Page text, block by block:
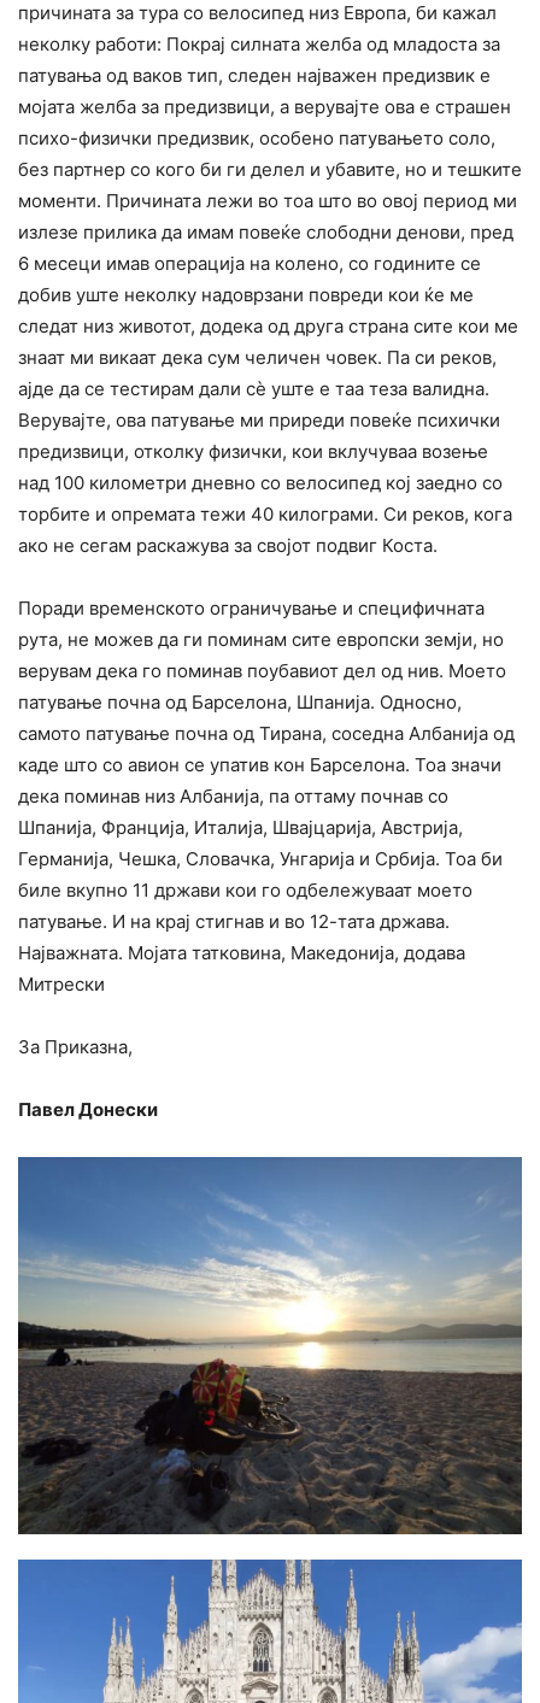
причината за тура со велосипед низ Европа, би кажал
неколку работи: Покрај силната желба од младоста за
патувања од ваков тип, следен најважен предизвик е
мојата желба за предизвици, а верувајте ова е страшен
психо-физички предизвик, особено патувањето соло,
без партнер со кого би ги делел и убавите, но и тешките
моменти. Причината лежи во тоа што во овој период ми
излезе прилика да имам повеќе слободни денови, пред
6 месеци имав операција на колено, со годините се
добив уште неколку надоврзани повреди кои ќе ме
следат низ животот, додека од друга страна сите кои ме
знаат ми викаат дека сум челичен човек. Па си реков,
ајде да се тестирам дали сè уште е таа теза валидна.
Верувајте, ова патување ми приреди повеќе психички
предизвици, отколку физички, кои вклучуваа возење
над 100 километри дневно со велосипед кој заедно со
торбите и опремата тежи 40 килограми. Си реков, кога
ако не сегам раскажува за својот подвиг Коста.
Поради временското ограничување и специфичната
рута, не можев да ги поминам сите европски земји, но
верувам дека го поминав поубавиот дел од нив. Моето
патување почна од Барселона, Шпанија. Односно,
самото патување почна од Тирана, соседна Албанија од
каде што со авион се упатив кон Барселона. Тоа значи
дека поминав низ Албанија, па оттаму почнав со
Шпанија, Франција, Италија, Швајцарија, Австрија,
Германија, Чешка, Словачка, Унгарија и Србија. Тоа би
биле вкупно 11 држави кои го одбележуваат моето
патување. И на крај стигнав и во 12-тата држава.
Најважната. Мојата татковина, Македонија, додава
Митрески
За Приказна,
Павел Донески